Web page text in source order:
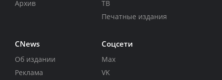
Архив
ТВ
Печатные издания
CNews
Об издании
Реклама
Соцсети
Max
VK